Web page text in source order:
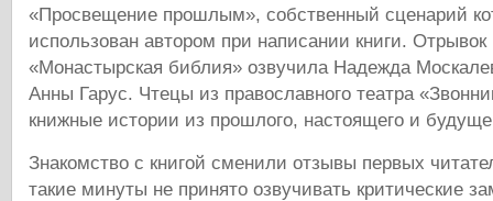
«Просвещение прошлым», собственный сценарий
использован автором при написании книги. Отрывок
«Монастырская библия» озвучила Надежда
Анны Гарус. Чтецы из православного театра
книжные истории из прошлого, настоящего и
Знакомство с книгой сменили отзывы первых
такие минуты не принято озвучивать критические